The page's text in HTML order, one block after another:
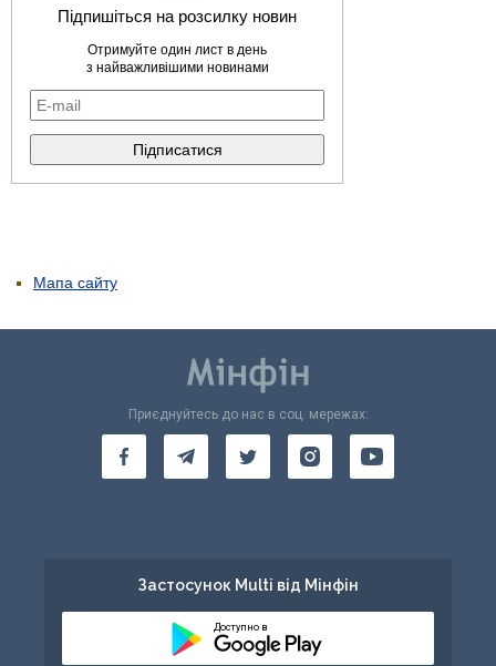
Підпишіться на розсилку новин
Отримуйте один лист в день
з найважливішими новинами
Мапа сайту
Приєднуйтесь до нас в соц. мережах:
Застосунок Multi від Мінфін
Доступно в